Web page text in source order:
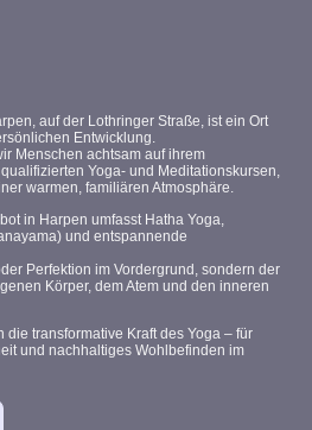
, auf der Lothringer Straße, ist ein Ort
Entwicklung.
Menschen achtsam auf ihrem
Yoga‑ und Meditationskursen,
warmen, familiären Atmosphäre.
in Harpen umfasst Hatha Yoga
und entspannende
Perfektion im Vordergrund, sondern der
Körper, dem Atem und den inneren
die transformative Kraft des Yoga – für
und nachhaltiges Wohlbefinden im